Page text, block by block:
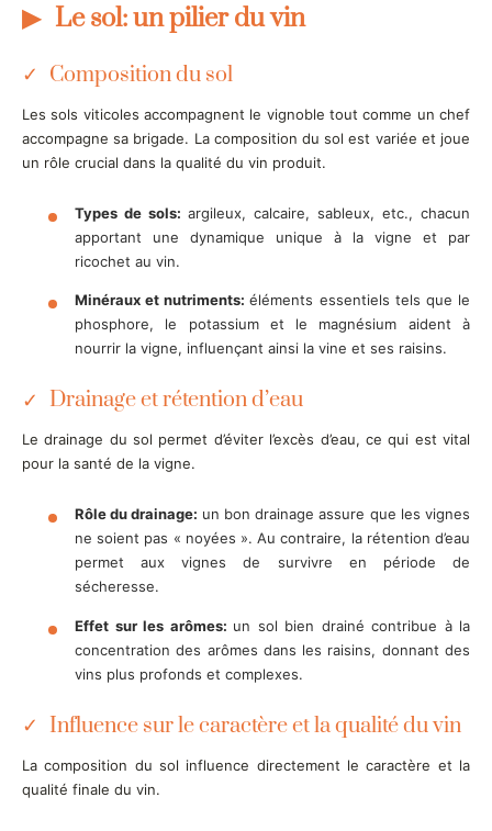
Le sol: un pilier du vin
Composition du sol
Les sols viticoles accompagnent le vignoble tout comme un chef
accompagne sa brigade. La composition du sol est variée et joue
un rôle crucial dans la qualité du vin produit.
Types de sols: argileux, calcaire, sableux, etc., chacun
apportant une dynamique unique à la vigne et par
ricochet au vin.
Minéraux et nutriments:éléments essentiels tels que le
phosphore, le potassium et le magnésium aident à
nourrir la vigne, influençant ainsi la vine et ses raisins.
Drainage et rétention d’eau
Le drainage du sol permet d’éviter l’excès d’eau, ce qui est vital
pour la santé de la vigne.
Rôle du drainage: un bon drainage assure que les vignes
ne soient pas « noyées ». Au contraire, la rétention d’eau
permet aux vignes de survivre en période de
sécheresse.
Effet sur les arômes: un sol bien drainé contribue à la
concentration des arômes dans les raisins, donnant des
vins plus profonds et complexes.
Influence sur le caractère et la qualité du vin
La composition du sol influence directement le caractère et la
qualité finale du vin.